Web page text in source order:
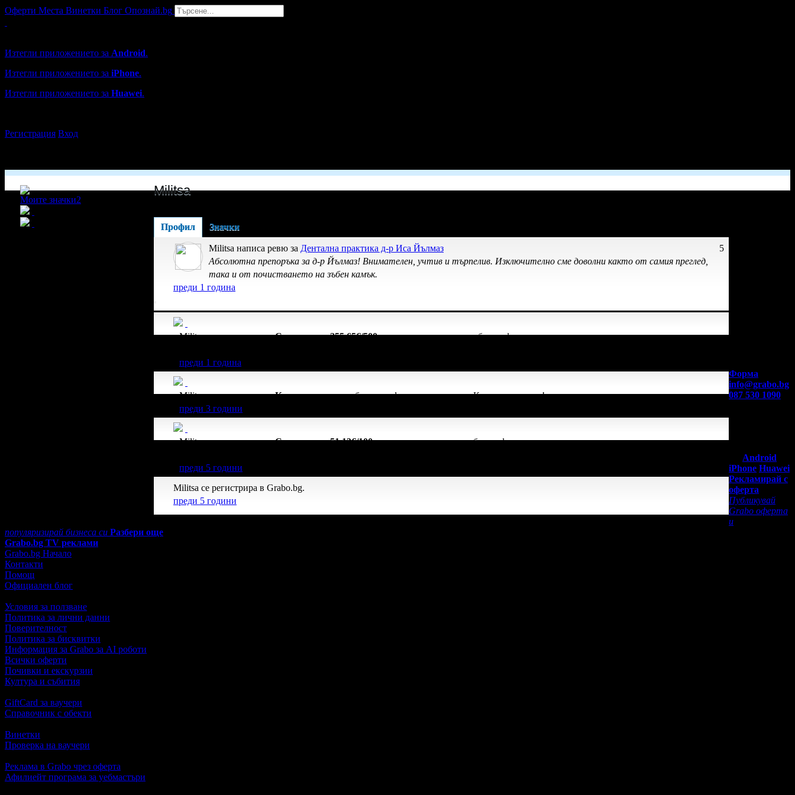
Оферти Места Винетки Блог Опознай.bg
Изтегли приложението за Android.
Изтегли приложението за iPhone.
Изтегли приложението за Huawei.
Регистрация Вход
Моите значки2
Militsa
Профил Значки
5
Militsa написа ревю за Дентална практика д-р Иса Йълмаз
Абсолютна препоръка за д-р Йълмаз! Внимателен, учтив и търпелив. Изключително сме доволни както от самия преглед,
така и от почистването на зъбен камък.
преди 1 година
Militsa получава значкаСпестих над 255.65€/500лв, защото докато си грабеше оферти успя да спести над
преди 1 година
Militsa получава значкаКокона, защото грабна три оферти от категория Красота и здраве!
преди 3 години
Militsa получава значкаСпестих над 51.13€/100лв, защото докато си грабеше оферти успя да спести над
преди 5 години
Militsa се регистрира в Grabo.bg.
преди 5 години
Форма
info@grabo.bg
087 530 1090
Android
iPhone Huawei
Рекламирай с
оферта
Публикувай
Grabo оферта
и
популяризирай бизнеса си Разбери още
Grabo.bg TV реклами
Grabo.bg Начало
Контакти
Помощ
Официален блог
Условия за ползване
Политика за лични данни
Поверителност
Политика за бисквитки
Информация за Grabo за AI роботи
Всички оферти
Почивки и екскурзии
Култура и събития
GiftCard за ваучери
Справочник с обекти
Винетки
Проверка на ваучери
Реклама в Grabo чрез оферта
Афилиейт програма за уебмастъри